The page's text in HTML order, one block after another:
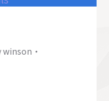
winson